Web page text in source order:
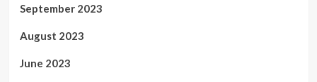
September 2023
August 2023
June 2023